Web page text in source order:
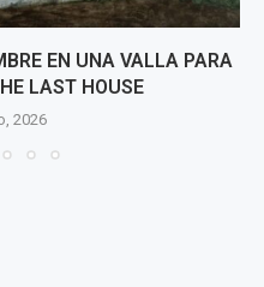
EN UNA VALLA PARA
LAST HOUSE
2026